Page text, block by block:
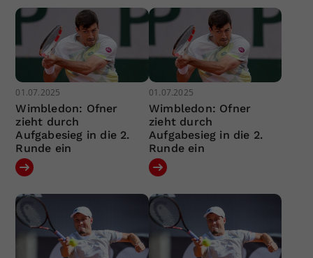
01.07.2025
Wimbledon: Ofner
zieht durch
Aufgabesieg in die 2.
Runde ein
01.07.2025
Wimbledon: Ofner
zieht durch
Aufgabesieg in die 2.
Runde ein